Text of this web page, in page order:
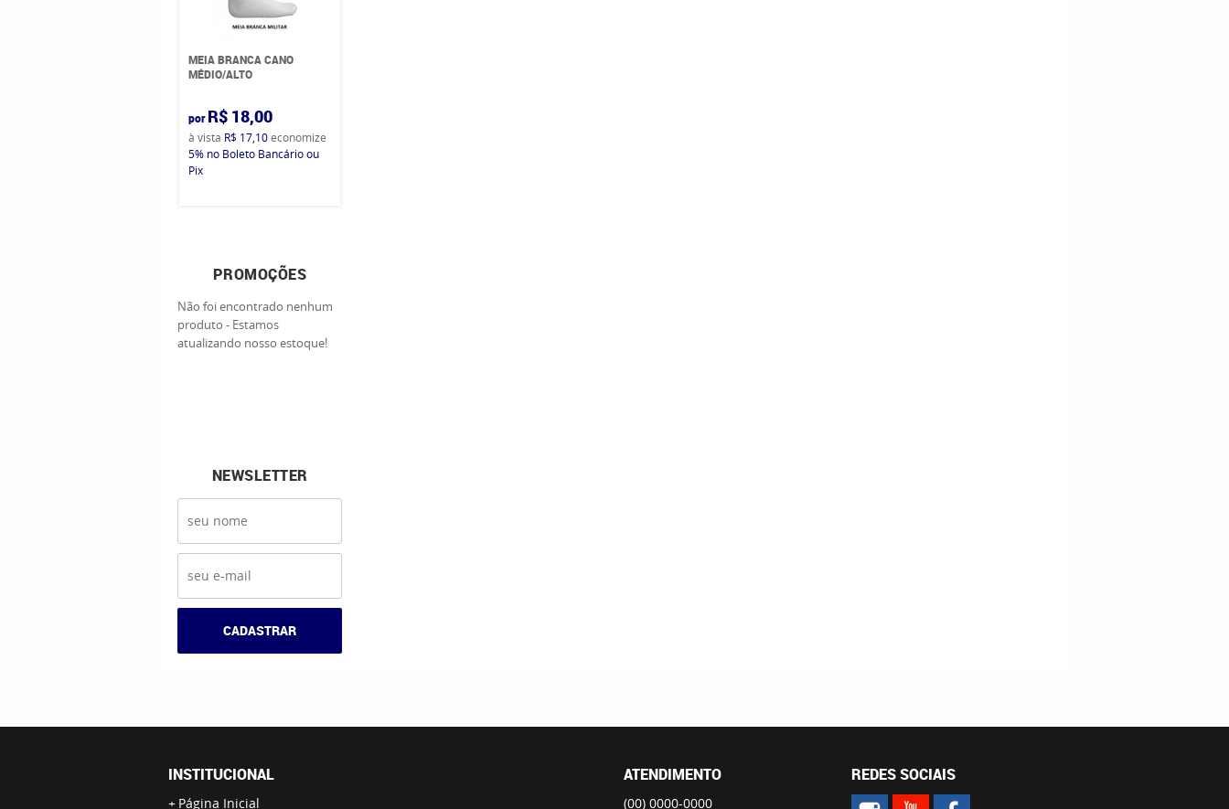
MEIA BRANCA CANO
MÉDIO/ALTO
por R$ 18,00
à vista R$ 17,10economize
5% no Boleto Bancário ou
Pix
PROMOÇÕES
Não foi encontrado nenhum
produto - Estamos
atualizando nosso estoque!
NEWSLETTER
CADASTRAR
INSTITUCIONAL
Página Inicial
ATENDIMENTO
(00) 0000-0000
REDES SOCIAIS